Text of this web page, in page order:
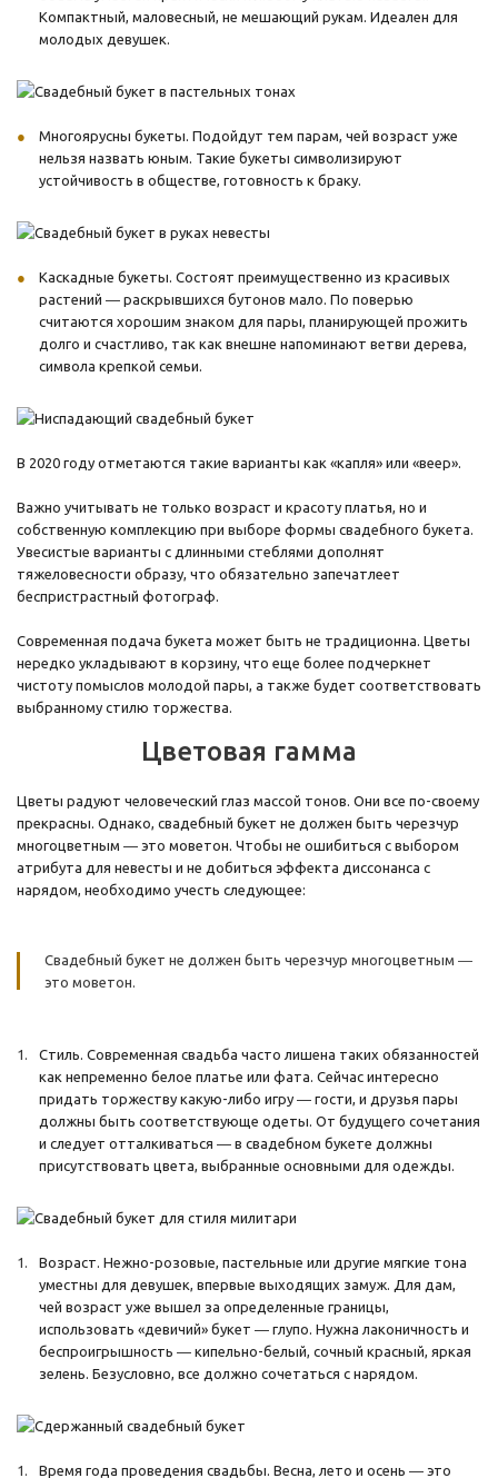
Компактный, маловесный, не мешающий рукам. Идеален для
молодых девушек.
Многоярусны букеты. Подойдут тем парам, чей возраст уже
нельзя назвать юным. Такие букеты символизируют
устойчивость в обществе, готовность к браку.
Каскадные букеты. Состоят преимущественно из красивых
растений ― раскрывшихся бутонов мало. По поверью
считаются хорошим знаком для пары, планирующей прожить
долго и счастливо, так как внешне напоминают ветви дерева,
символа крепкой семьи.
В 2020 году отметаются такие варианты как «капля» или «веер».
Важно учитывать не только возраст и красоту платья, но и
собственную комплекцию при выборе формы свадебного букета.
Увесистые варианты с длинными стеблями дополнят
тяжеловесности образу, что обязательно запечатлеет
беспристрастный фотограф.
Современная подача букета может быть не традиционна. Цветы
нередко укладывают в корзину, что еще более подчеркнет
чистоту помыслов молодой пары, а также будет соответствовать
выбранному стилю торжества.
Цветовая гамма
Цветы радуют человеческий глаз массой тонов. Они все по-своему
прекрасны. Однако, свадебный букет не должен быть черезчур
многоцветным ― это моветон. Чтобы не ошибиться с выбором
атрибута для невесты и не добиться эффекта диссонанса с
нарядом, необходимо учесть следующее:
Свадебный букет не должен быть черезчур многоцветным ―
это моветон.
Стиль. Современная свадьба часто лишена таких обязанностей
как непременно белое платье или фата. Сейчас интересно
придать торжеству какую-либо игру ― гости, и друзья пары
должны быть соответствующе одеты. От будущего сочетания
и следует отталкиваться ― в свадебном букете должны
присутствовать цвета, выбранные основными для одежды.
Возраст. Нежно-розовые, пастельные или другие мягкие тона
уместны для девушек, впервые выходящих замуж. Для дам,
чей возраст уже вышел за определенные границы,
использовать «девичий» букет ― глупо. Нужна лаконичность и
беспроигрышность ― кипельно-белый, сочный красный, яркая
зелень. Безусловно, все должно сочетаться с нарядом.
Время года проведения свадьбы. Весна, лето и осень ― это